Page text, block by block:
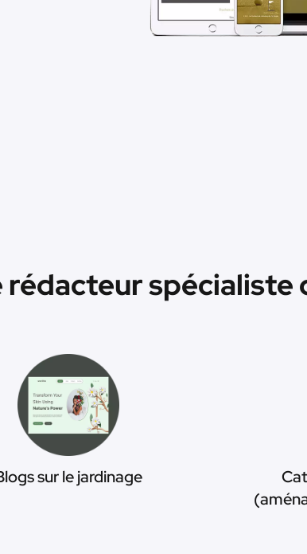
spécialiste
sur le jardinage